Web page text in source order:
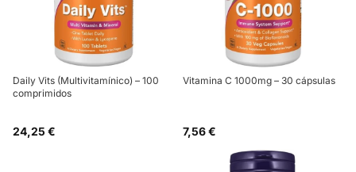
Daily Vits (Multivitamínico) – 100
comprimidos
24,25 €
Vitamina C 1000mg – 30 cápsulas
7,56 €